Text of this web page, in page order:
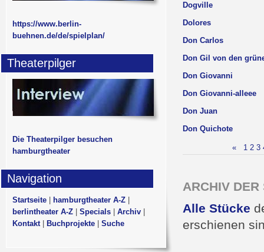
Dogville
Dolores
Don Carlos
Don Gil von den
Don Giovanni
Don Giovanni-alleee
Don Juan
Don Quichote
« 1 2 3
ARCHIV
Alle Stücke
erschienen
https://www.berlin-
buehnen.de/de/spielplan/
Theaterpilger
Die Theaterpilger besuchen
hamburgtheater
Navigation
Startseite hamburgtheater A-Z
berlintheater A-Z
Specials Archiv
Kontakt| Buchprojekte Suche